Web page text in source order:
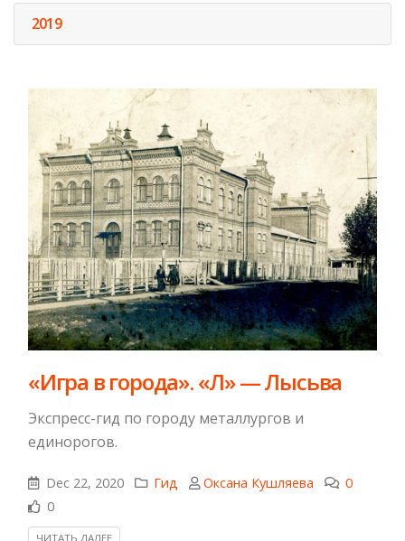
2019
«Игра в города». «Л» — Лысьва
Экспресс-гид по городу металлургов и
единорогов.
Dec 22, 2020 Гид Оксана Кушляева
0
0
ЧИТАТЬ ДАЛЕЕ